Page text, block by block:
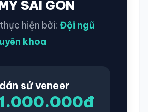
SÀI GÒN
hiện bởi: Đội ngũ
khoa
dán sứ veneer